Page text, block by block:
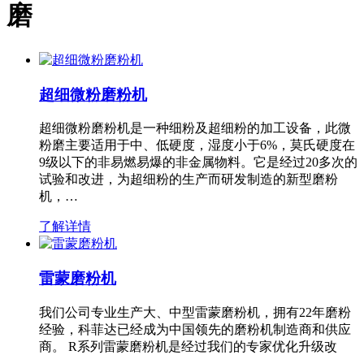
磨
超细微粉磨粉机
超细微粉磨粉机是一种细粉及超细粉的加工设备，此微
粉磨主要适用于中、低硬度，湿度小于6%，莫氏硬度在
9级以下的非易燃易爆的非金属物料。它是经过20多次的
试验和改进，为超细粉的生产而研发制造的新型磨粉
机，…
了解详情
雷蒙磨粉机
我们公司专业生产大、中型雷蒙磨粉机，拥有22年磨粉
经验，科菲达已经成为中国领先的磨粉机制造商和供应
商。 R系列雷蒙磨粉机是经过我们的专家优化升级改